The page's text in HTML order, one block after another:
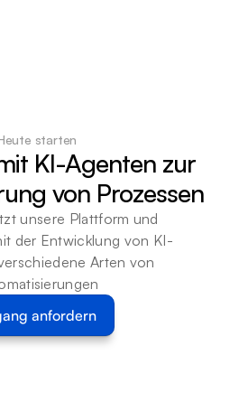
starten
KI-Agenten zur
von Prozessen
unsere Plattform und
der Entwicklung von KI-
Arten von
anfordern